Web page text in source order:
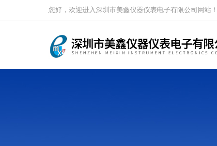
您好，欢迎进入深圳市美鑫仪器仪表电子有限公司网站